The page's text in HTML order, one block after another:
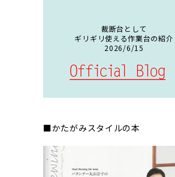
裁断台として
ギリギリ使える作業台の紹介
2026/6/15
■かたがみスタイルの本